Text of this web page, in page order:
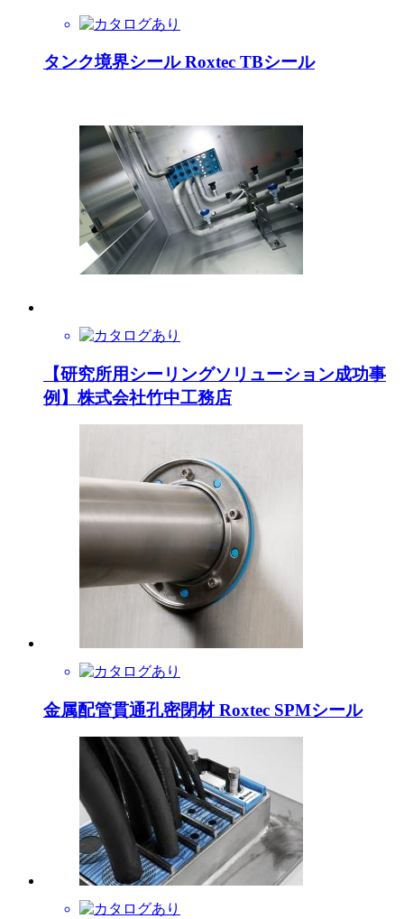
タンク境界シール Roxtec TBシール
【研究所用シーリングソリューション成功事
例】株式会社竹中工務店
金属配管貫通孔密閉材 Roxtec SPMシール